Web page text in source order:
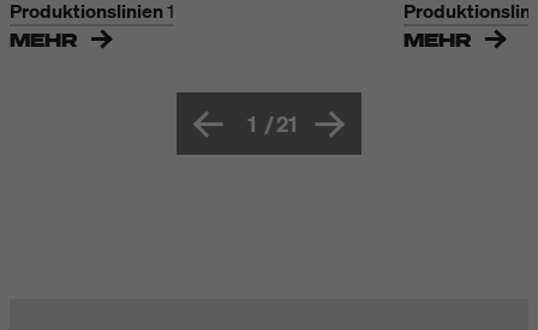
Produktionslinien1
MEHR
MEHR
1 /21